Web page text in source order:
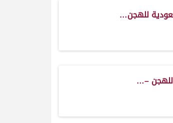
للهجن…
–…